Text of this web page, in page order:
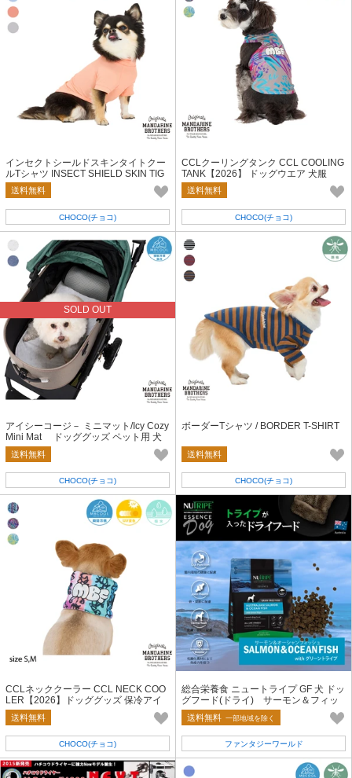
インセクトシールドスキンタイトクー
ルTシャツ INSECT SHIELD SKIN TIG
HT COOL T-SHIRT ドッグウエア 防虫
送料無料
CHOCO(チョコ)
CCLクーリングタンク CCL COOLING
TANK【2026】 ドッグウエア 犬服
送料無料
CHOCO(チョコ)
SOLD OUT
アイシーコージ－ ミニマット/Icy Cozy
Mini Mat ドッググッズ ペット用 犬
用 クールアイテム
送料無料
CHOCO(チョコ)
ボーダーTシャツ / BORDER T-SHIRT
送料無料
CHOCO(チョコ)
CCLネッククーラー CCL NECK COO
LER【2026】ドッググッズ 保冷アイ
テム
送料無料
CHOCO(チョコ)
総合栄養食 ニュートライプ GF 犬 ドッ
グフード(ドライ) サーモン＆フィッ
シュ＆グリーントライプ
送料無料 一部地域を除く
ファンタジーワールド